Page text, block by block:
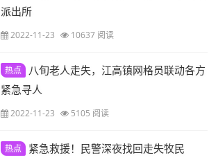
派出所
2022-11-23 10637 阅读
热点
八旬老人走失，江高镇网格员联动各方
紧急寻人
2022-11-23 5105 阅读
热点 紧急救援！民警深夜找回走失牧民